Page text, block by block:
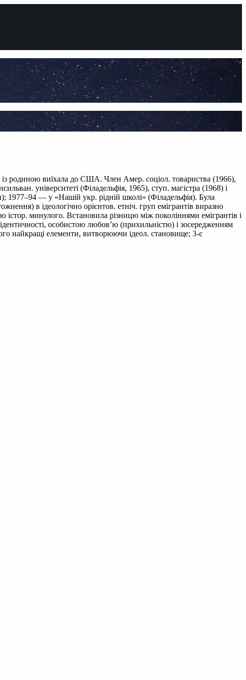
родиною виїхала до США. Член Амер. соціол. товариства (1966),
університеті (Філадельфія, 1965), ступ. магістра (1968) і
— у «Нашій укр. рідній школі» (Філадельфія). Була
в ідеологічно орієнтов. етніч. груп емігрантів виразно
істор. минулого. Встановила різницю між поколіннями емігрантів і
особистою любов’ю (прихильністю) і зосередженням
найкращі елементи, витворюючи ідеол. становище; 3-є